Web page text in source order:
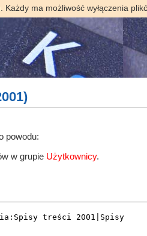
ma możliwość wyłączenia
powodu:
w grupie Użytkownicy.